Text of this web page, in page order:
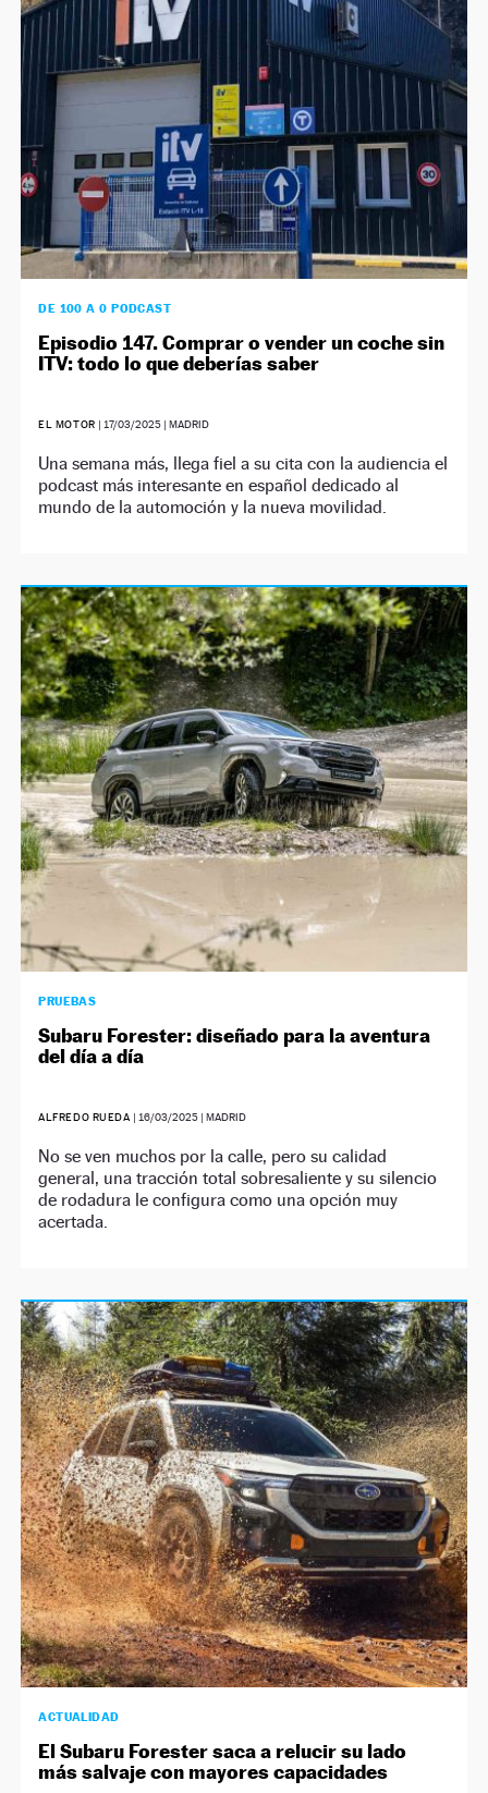
NEWSLETTER
SÍGUENOS
DE 100 A 0 PODCAST
Episodio 147. Comprar o vender un coche sin
ITV: todo lo que deberías saber
EL MOTOR | 17/03/2025| MADRID
Una semana más, llega fiel a su cita con la audiencia el
podcast más interesante en español dedicado al
mundo de la automoción y la nueva movilidad.
PRUEBAS
Subaru Forester: diseñado para la aventura
del día a día
ALFREDO RUEDA | 16/03/2025| MADRID
No se ven muchos por la calle, pero su calidad
general, una tracción total sobresaliente y su silencio
de rodadura le configura como una opción muy
acertada.
ACTUALIDAD
El Subaru Forester saca a relucir su lado
más salvaje con mayores capacidades